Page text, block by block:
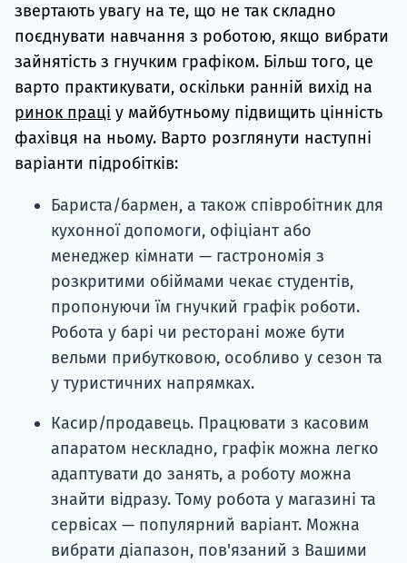
звертають увагу на те, що не так складно
поєднувати навчання з роботою, якщо вибрати
зайнятість з гнучким графіком. Більш того, це
варто практикувати, оскільки ранній вихід на
ринок праці у майбутньому підвищить цінність
фахівця на ньому. Варто розглянути наступні
варіанти підробітків:
Бариста/бармен, а також співробітник для
кухонної допомоги, офіціант або
менеджер кімнати — гастрономія з
розкритими обіймами чекає студентів,
пропонуючи їм гнучкий графік роботи.
Робота у барі чи ресторані може бути
вельми прибутковою, особливо у сезон та
у туристичних напрямках.
Касир/продавець. Працювати з касовим
апаратом нескладно, графік можна легко
адаптувати до занять, а роботу можна
знайти відразу. Тому робота у магазині та
сервісах — популярний варіант. Можна
вибрати діапазон, пов'язаний з Вашими